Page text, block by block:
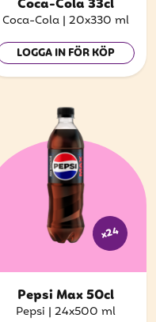
att ta del av våra
Coca-Cola 33cl
Coca-Cola | 20x330 ml
LOGGA IN FÖR KÖP
x24
Pepsi Max 50cl
Pepsi | 24x500 ml